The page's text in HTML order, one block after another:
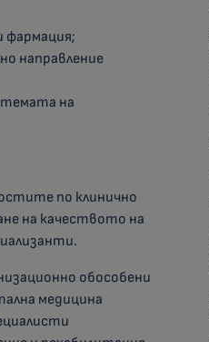
фармация;
направление
на
по клинично
на качеството на
обособени
медицина